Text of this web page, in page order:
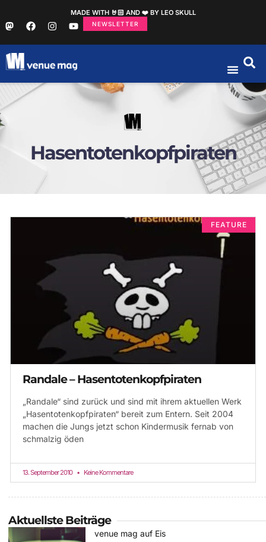
MADE WITH 🤘🏻 AND ❤️ BY LEO SKULL
NEWSLETTER
Hasentotenkopfpiraten
FEATURE
Randale – Hasentotenkopfpiraten
„Randale“ sind zurück und sind mit ihrem aktuellen Werk
„Hasentotenkopfpiraten“ bereit zum Entern. Seit 2004
machen die Jungs jetzt schon Kindermusik fernab von
schmalzig öden
13. September 2010 Keine Kommentare
Aktuellste Beiträge
venue mag auf Eis